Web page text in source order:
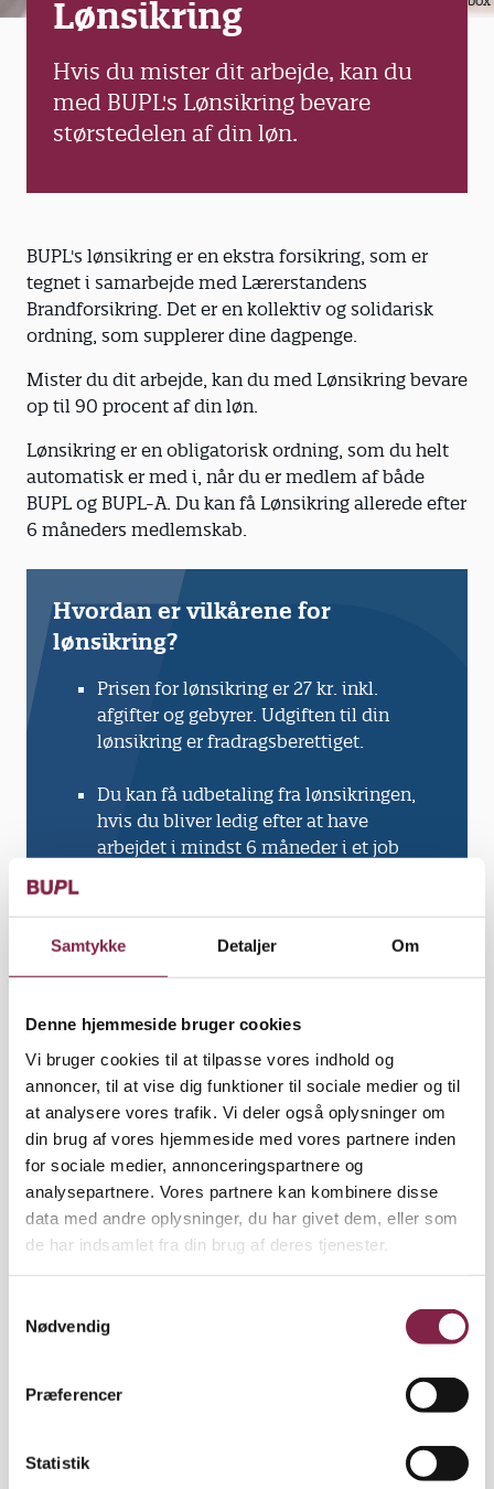
Samtykke Detaljer Om
Denne hjemmeside bruger cookies
Vi bruger cookies til at tilpasse vores indhold og
annoncer, til at vise dig funktioner til sociale medier og til
at analysere vores trafik. Vi deler også oplysninger om
din brug af vores hjemmeside med vores partnere inden
for sociale medier, annonceringspartnere og
analysepartnere. Vores partnere kan kombinere disse
data med andre oplysninger, du har givet dem, eller som
de har indsamlet fra din brug af deres tjenester.
Nødvendig
Præferencer
Statistik
Lønsikring
Hvis du mister dit arbejde, kan du
med BUPL's Lønsikring bevare
størstedelen af din løn.
BUPL's lønsikring er en ekstra forsikring, som er
tegnet i samarbejde med Lærerstandens
Brandforsikring. Det er en kollektiv og solidarisk
ordning, som supplerer dine dagpenge.
Mister du dit arbejde, kan du med Lønsikring bevare
op til 90 procent af din løn.
Lønsikring er en obligatorisk ordning, som du helt
automatisk er med i, når du er medlem af både
BUPL og BUPL-A. Du kan få Lønsikring allerede efter
6 måneders medlemskab.
Hvordan er vilkårene for
lønsikring?
Prisen for lønsikring er 27 kr. inkl.
afgifter og gebyrer. Udgiften til din
lønsikring er fradragsberettiget.
Du kan få udbetaling fra lønsikringen,
hvis du bliver ledig efter at have
arbejdet i mindst 6 måneder i et job
udbetalt i en udbetalingsperiode, er
24.000 kr.
Beregn din egen lønsikring
Hos Lærerstandens Brandforsikring kan du
beregne din egen lønsikring. Du kan ligeledes
finde svar på oftest stillede spørgsmål.
Hvis du tjener for lidt til at kunne gøre
brug af Lønsikringen
hidtidige løn i lønsikring, vil der være nogle få
BUPL-medlemmer, som tjener for lidt til at have
Er din bruttoløn under 27.344, vil du derfor kunne
fagforeningen om året. På den måde betaler du ikke